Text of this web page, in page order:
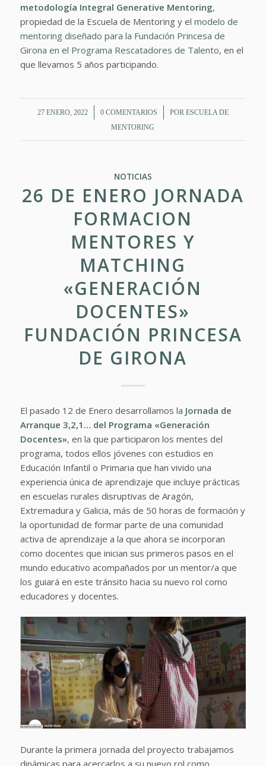
metodología Integral Generative Mentoring,
propiedad de la Escuela de Mentoring y el modelo de
mentoring diseñado para la Fundación Princesa de
Girona en el Programa Rescatadores de Talento, en el
que llevamos 5 años participando.
27 ENERO, 2022
/ 0 COMENTARIOS
/ POR ESCUELA DE
MENTORING
NOTICIAS
26 DE ENERO JORNADA
FORMACION
MENTORES Y
MATCHING
«GENERACIÓN
DOCENTES»
FUNDACIÓN PRINCESA
DE GIRONA
El pasado 12 de Enero desarrollamos la Jornada de
Arranque 3,2,1… del Programa «Generación
Docentes», en la que participaron los mentes del
programa, todos ellos jóvenes con estudios en
Educación Infantil o Primaria que han vivido una
experiencia única de aprendizaje que incluye prácticas
en escuelas rurales disruptivas de Aragón,
Extremadura y Galicia, más de 50 horas de formación y
la oportunidad de formar parte de una comunidad
activa de aprendizaje a la que ahora se incorporan
como docentes que inician sus primeros pasos en el
mundo educativo acompañados por un mentor/a que
los guiará en este tránsito hacia su nuevo rol como
educadores y docentes.
Durante la primera jornada del proyecto trabajamos
dinámicas para acercarlos a su nuevo rol como